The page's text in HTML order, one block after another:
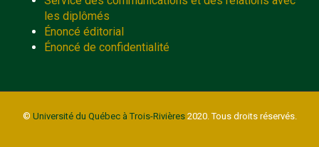
les diplômés
Énoncé éditorial
Énoncé de confidentialité
© Université du Québec à Trois-Rivières2020. Tous droits réservés.